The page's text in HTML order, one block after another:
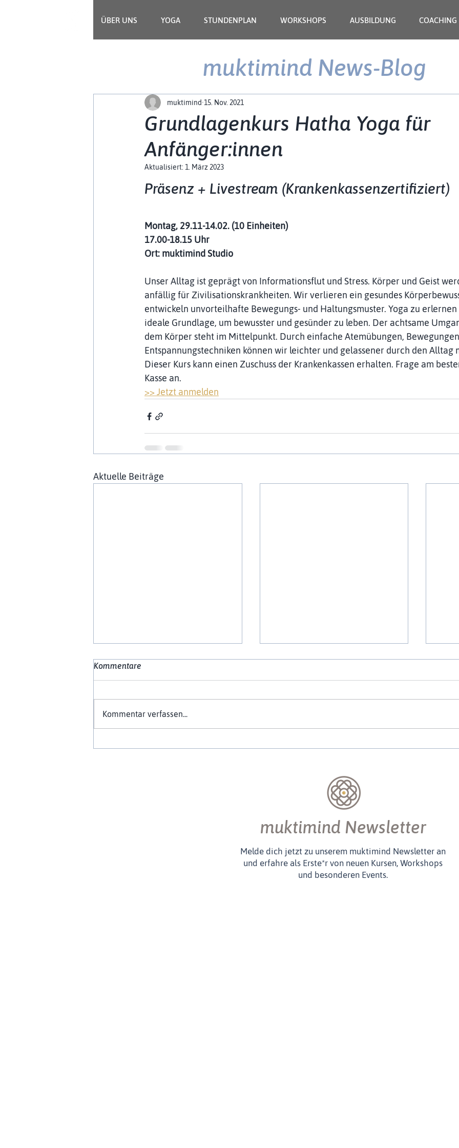
ÜBER UNS YOGA STUNDENPLAN WORKSHOPS AUSBILDUNG COACHING
Grundlagenkurs Hatha Yoga für
Anfänger:innen
muktimind 15. Nov. 2021
Aktualisiert: 1. März 2023
Präsenz + Livestream (Krankenkassenzertifiziert)
Montag, 29.11-14.02. (10 Einheiten)
17.00-18.15 Uhr
Ort: muktimind Studio
Unser Alltag ist geprägt von Informationsflut und Stress. Körper und Geist
anfällig für Zivilisationskrankheiten. Wir verlieren ein gesundes
entwickeln unvorteilhafte Bewegungs- und Haltungsmuster. Yoga zu
ideale Grundlage, um bewusster und gesünder zu leben. Der achtsame
dem Körper steht im Mittelpunkt. Durch einfache Atemübungen,
Entspannungstechniken können wir leichter und gelassener durch den Alltag
Dieser Kurs kann einen Zuschuss der Krankenkassen erhalten. Frage am
Kasse an.
>> Jetzt anmelden
Aktuelle Beiträge
Kommentare
Kommentar verfassen...
muktimind News-Blog
muktimind Newsletter
Melde dich jetzt zu unserem muktimind Newsletter an
und erfahre als Erste*r von neuen Kursen, Workshops
und besonderen Events.